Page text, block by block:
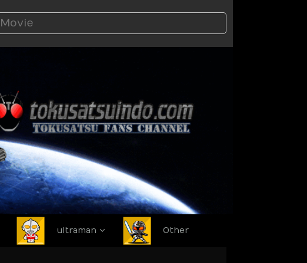
ultraman Other